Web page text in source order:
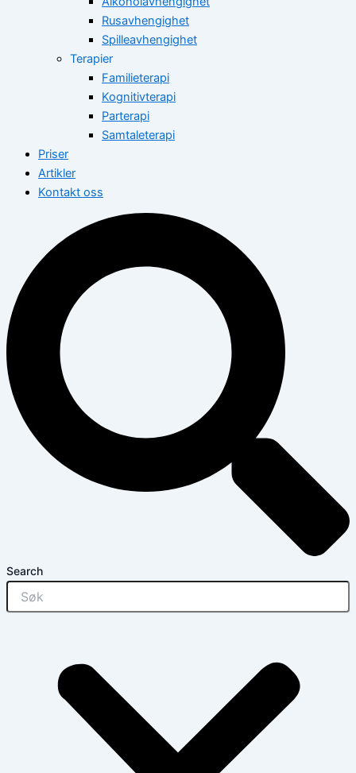
Rusavhengighet
Spilleavhengighet
Terapier
Familieterapi
Kognitivterapi
Parterapi
Samtaleterapi
Priser
Artikler
Kontakt oss
Search